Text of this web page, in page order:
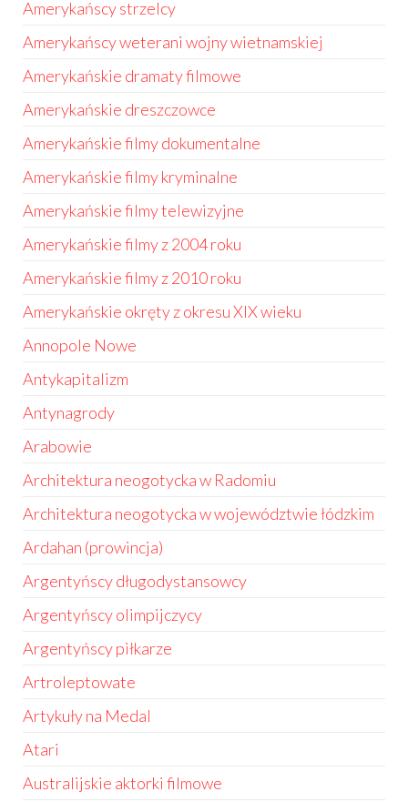
Amerykańscy strzelcy
Amerykańscy weterani wojny wietnamskiej
Amerykańskie dramaty filmowe
Amerykańskie dreszczowce
Amerykańskie filmy dokumentalne
Amerykańskie filmy kryminalne
Amerykańskie filmy telewizyjne
Amerykańskie filmy z 2004 roku
Amerykańskie filmy z 2010 roku
Amerykańskie okręty z okresu XIX wieku
Annopole Nowe
Antykapitalizm
Antynagrody
Arabowie
Architektura neogotycka w Radomiu
Architektura neogotycka w województwie łódzkim
Ardahan (prowincja)
Argentyńscy długodystansowcy
Argentyńscy olimpijczycy
Argentyńscy piłkarze
Artroleptowate
Artykuły na Medal
Atari
Australijskie aktorki filmowe